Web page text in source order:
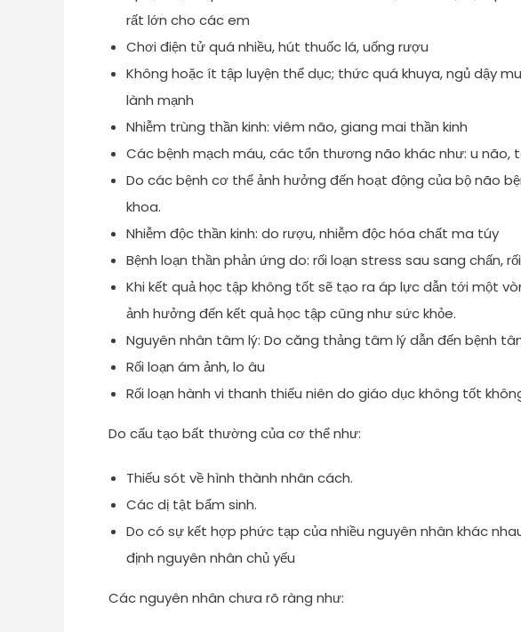
rất lớn cho các em
Chơi điện tử quá nhiều, hút thuốc lá, uống rượu
Không hoặc ít tập luyện thể dục; thức quá khuya, ngủ dậy
lành mạnh
Nhiễm trùng thần kinh: viêm não, giang mai thần kinh
Các bệnh mạch máu, các tổn thương não khác như: u não,
Do các bệnh cơ thể ảnh hưởng đến hoạt động của bộ não
khoa.
Nhiễm độc thần kinh: do rượu, nhiễm độc hóa chất ma túy
Bệnh loạn thần phản ứng do: rối loạn stress sau sang chấn,
Khi kết quả học tập không tốt sẽ tạo ra áp lực dẫn tới một
ảnh hưởng đến kết quả học tập cũng như sức khỏe.
Nguyên nhân tâm lý: Do căng thảng tâm lý dẫn đến bệnh
Rối loạn ám ảnh, lo âu
Rối loạn hành vi thanh thiếu niên do giáo dục không tốt
Do cấu tạo bất thường của cơ thể như:
Thiếu sót về hình thành nhân cách.
Các dị tật bẩm sinh.
Do có sự kết hợp phức tạp của nhiều nguyên nhân khác
định nguyên nhân chủ yếu
Các nguyên nhân chưa rõ ràng như: